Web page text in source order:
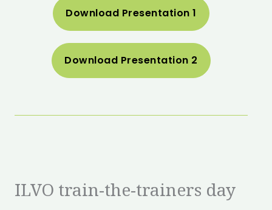
Download Presentation 1
Download Presentation 2
ILVO train-the-trainers day